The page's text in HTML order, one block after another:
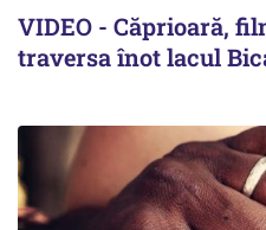
VIDEO - Căprioară,
traversa înot lacul